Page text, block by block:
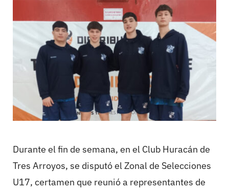
Durante el fin de semana, en el Club Huracán de
Tres Arroyos, se disputó el Zonal de Selecciones
U17, certamen que reunió a representantes de